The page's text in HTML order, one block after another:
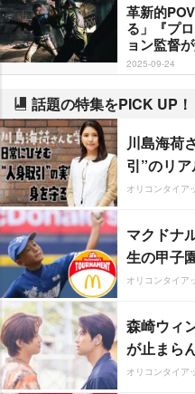
革新的
る」『プ
ョン監督
2025-09-24
話題の特集をPICK UP！
川島海荷
引”のリ
オリコンタイア
マクドナ
生の甲子
オリコンタイア
森崎ウィ
が止まら
オリコンタイア